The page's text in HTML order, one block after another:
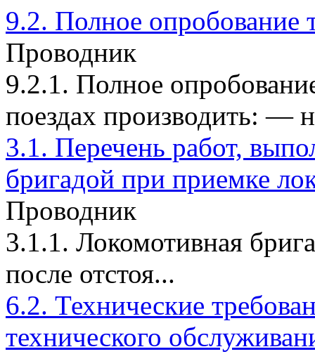
9.2. Полное опробование
Проводник
9.2.1. Полное
поездах производить: —
3.1. Перечень работ,
бригадой при приемке
Проводник
3.1.1. Локомотивная
после отстоя...
6.2. Технические
технического